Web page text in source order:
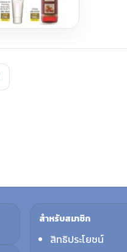
สำหรับสมาชิก
สิทธิประโยชน์